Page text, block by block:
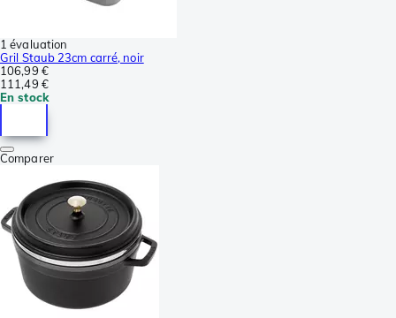
1 évaluation
Gril Staub 23cm carré, noir
106,99 €
111,49 €
En stock
Comparer